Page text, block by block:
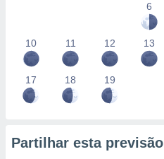
6
10 11 12 13
17 18 19
Partilhar esta previsão